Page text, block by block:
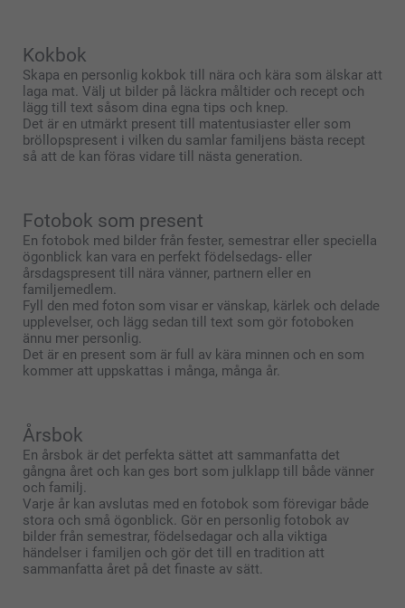
Kokbok
Skapa en personlig kokbok till nära och kära som älskar att
laga mat. Välj ut bilder på läckra måltider och recept och
lägg till text såsom dina egna tips och knep.
Det är en utmärkt present till matentusiaster eller som
bröllopspresent i vilken du samlar familjens bästa recept
så att de kan föras vidare till nästa generation.
Fotobok som present
En fotobok med bilder från fester, semestrar eller speciella
ögonblick kan vara en perfekt födelsedags- eller
årsdagspresent till nära vänner, partnern eller en
familjemedlem.
Fyll den med foton som visar er vänskap, kärlek och delade
upplevelser, och lägg sedan till text som gör fotoboken
ännu mer personlig.
Det är en present som är full av kära minnen och en som
kommer att uppskattas i många, många år.
Årsbok
En årsbok är det perfekta sättet att sammanfatta det
gångna året och kan ges bort som julklapp till både vänner
och familj.
Varje år kan avslutas med en fotobok som förevigar både
stora och små ögonblick. Gör en personlig fotobok av
bilder från semestrar, födelsedagar och alla viktiga
händelser i familjen och gör det till en tradition att
sammanfatta året på det finaste av sätt.